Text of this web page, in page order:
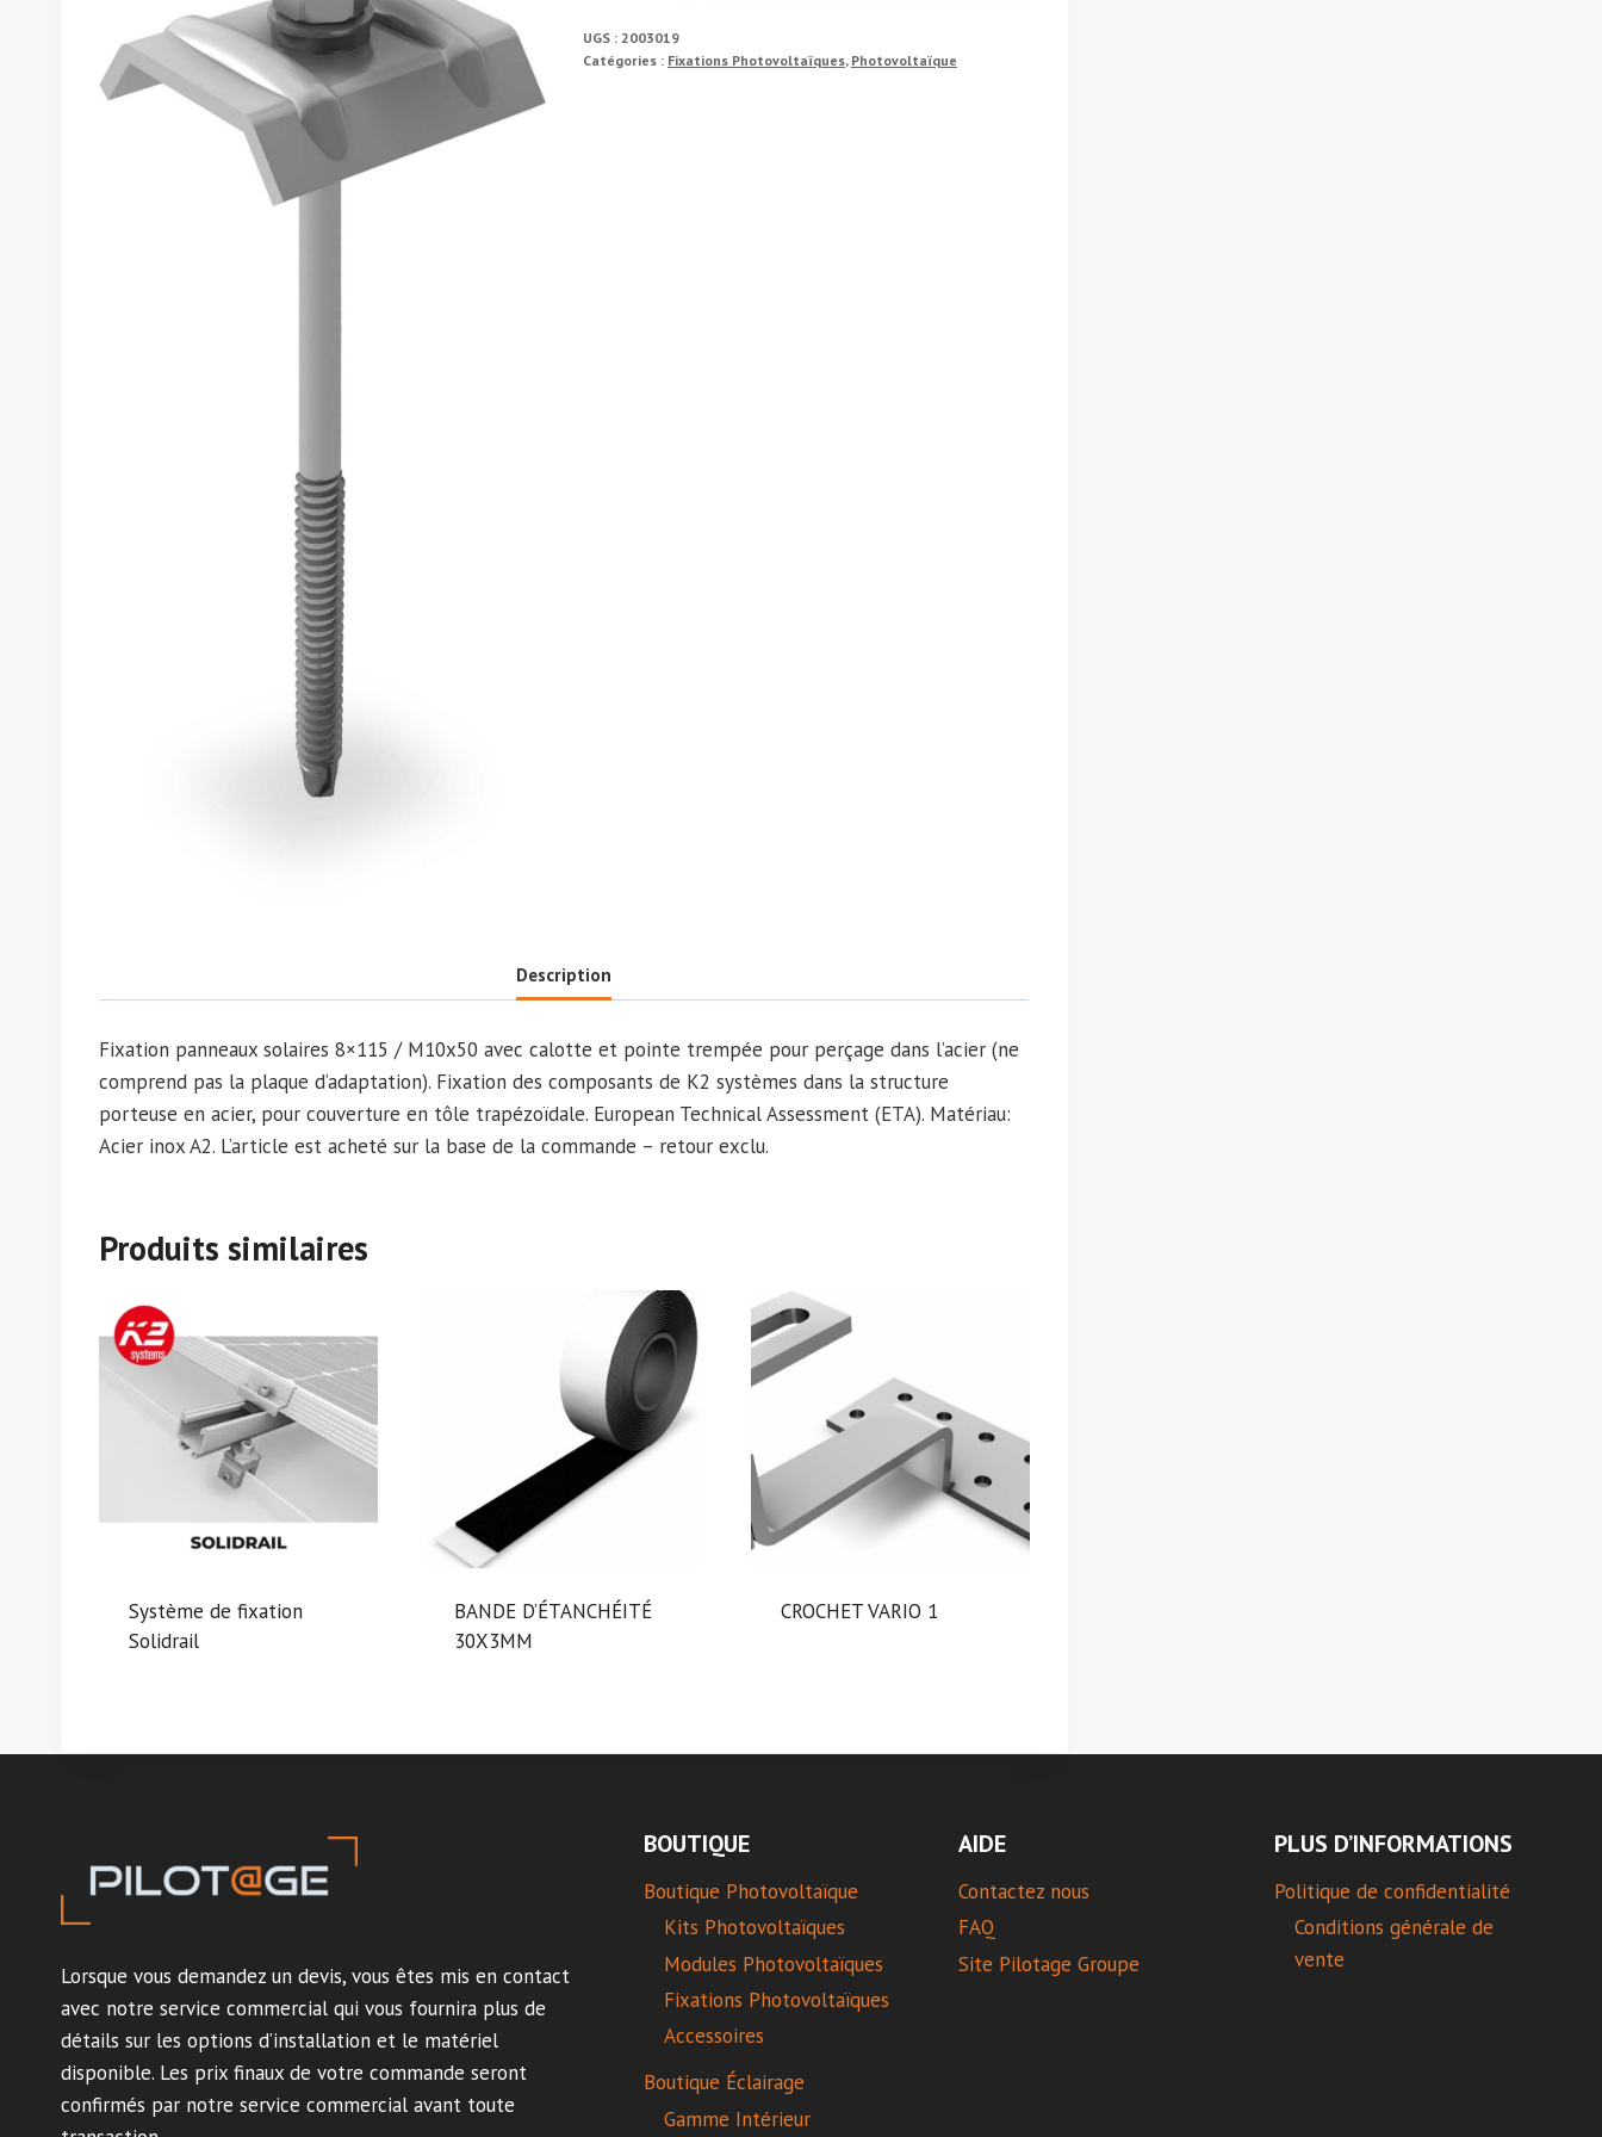
SOLAIRE
UGS : 2003019
Catégories : Fixations Photovoltaïques, Photovoltaïque
Description
Fixation panneaux solaires 8×115 / M10x50 avec calotte et pointe trempée pour perçage dans l’acier (ne
comprend pas la plaque d’adaptation). Fixation des composants de K2 systèmes dans la structure
porteuse en acier, pour couverture en tôle trapézoïdale. European Technical Assessment (ETA). Matériau:
Acier inox A2. L’article est acheté sur la base de la commande – retour exclu.
Produits similaires
Système de fixation
Solidrail
BANDE D’ÉTANCHÉITÉ
30X3MM
CROCHET VARIO 1
Lorsque vous demandez un devis, vous êtes mis en contact
avec notre service commercial qui vous fournira plus de
détails sur les options d’installation et le matériel
disponible. Les prix finaux de votre commande seront
confirmés par notre service commercial avant toute
BOUTIQUE
Boutique Photovoltaïque
Kits Photovoltaïques
Modules Photovoltaïques
Fixations Photovoltaïques
Accessoires
Boutique Éclairage
Gamme Intérieur
AIDE
Contactez nous
FAQ
Site Pilotage Groupe
PLUS D’INFORMATIONS
Politique de confidentialité
Conditions générale de
vente